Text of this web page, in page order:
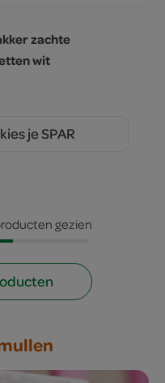
zachte
wit
kies je SPAR
gezien